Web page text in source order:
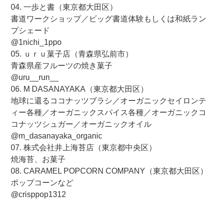
04. 一歩と書（東京都大田区）
書道ワークショップ／ビッグ書道体験もしくは和紙ラン
プシェード
@1nichi_1ppo
05. ｕｒｕ菓子店（青森県弘前市）
青森県産フルーツの焼き菓子
@uru__run__
06. M DASANAYAKA（東京都大田区）
地球に還るココナッツブラシ／オーガニックセイロンテ
ィー各種／オーガニックスパイス各種／オーガニックコ
コナッツシュガー／オーガニックオイル
@m_dasanayaka_organic
07. 株式会社井上海苔店（東京都中央区）
焼海苔、お菓子
08. CARAMEL POPCORN COMPANY（東京都大田区）
ポップコーンなど
@crisppop1312